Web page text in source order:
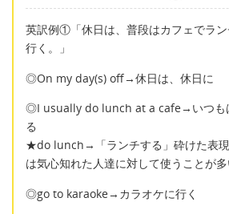
英訳例①「休日は、普段はカフェでラ
行く。」
◎On my day(s) off→休日は、休日に
◎I usually do lunch at a cafe→いつも
る
★do lunch→「ランチする」砕けた表現
は気心知れた人達に対して使うことが多
◎go to karaoke→カラオケに行く